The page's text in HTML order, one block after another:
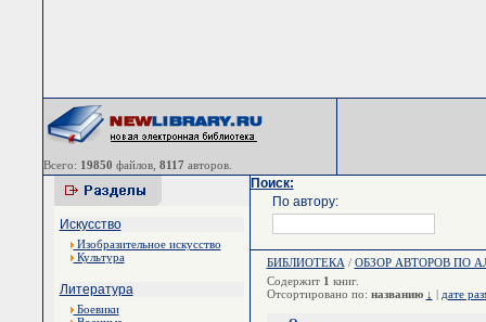
Всего: 19850 файлов, 8117 авторов.
Искусство
Изобразительное искусство
Культура
Литература
Боевики
Поиск:
По автору:
БИБЛИОТЕКА / ОБЗОР АВТОРОВ ПО
Содержит 1 книг.
Отсортировано по: названию ↓ | дате